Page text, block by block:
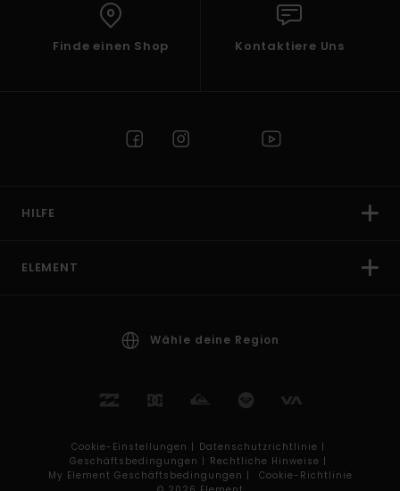
Finde einen Shop Kontaktiere Uns
HILFE
ELEMENT
Wähle deine Region
Cookie-Einstellungen | Datenschutzrichtlinie |
Geschäftsbedingungen | Rechtliche Hinweise |
My Element Geschäftsbedingungen |
Cookie-Richtlinie